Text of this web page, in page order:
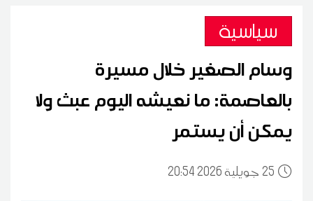
سياسية
وسام الصغير خلال مسيرة
بالعاصمة: ما نعيشه اليوم عبث ولا
يمكن أن يستمر
25 20:54 2026 جويلية